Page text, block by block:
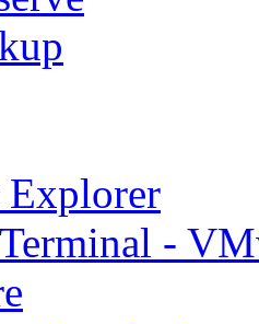
Explorer
-